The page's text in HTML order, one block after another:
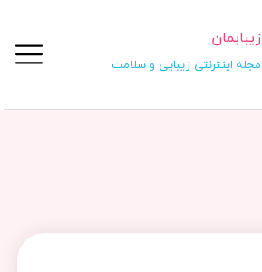
زیبابمان
مجله اینترنتی زیبایی و سلامت